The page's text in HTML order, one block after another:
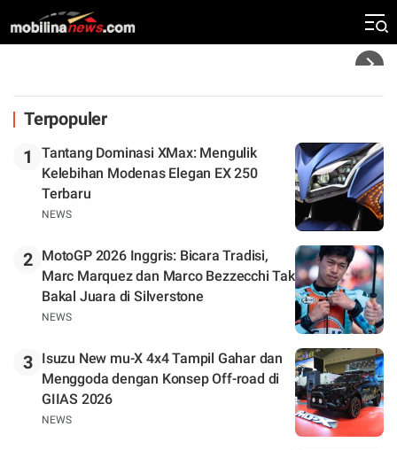
Klasemen
Terpopuler
1
Tantang Dominasi XMax: Mengulik
Kelebihan Modenas Elegan EX 250
Terbaru
NEWS
2
MotoGP 2026 Inggris: Bicara Tradisi,
Marc Marquez dan Marco Bezzecchi Tak
Bakal Juara di Silverstone
NEWS
3
Isuzu New mu-X 4x4 Tampil Gahar dan
Menggoda dengan Konsep Off-road di
GIIAS 2026
NEWS